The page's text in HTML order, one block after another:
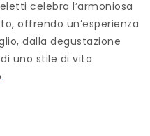
celebra l’armoniosa
offrendo un’esperienza
dalla degustazione
uno stile di vita
.